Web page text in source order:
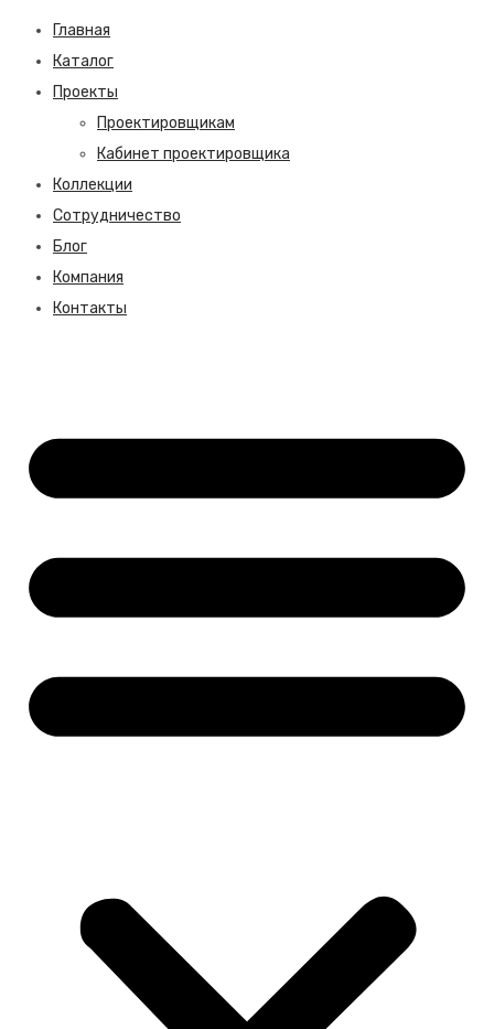
Главная
Каталог
Проекты
Проектировщикам
Кабинет проектировщика
Коллекции
Сотрудничество
Блог
Компания
Контакты